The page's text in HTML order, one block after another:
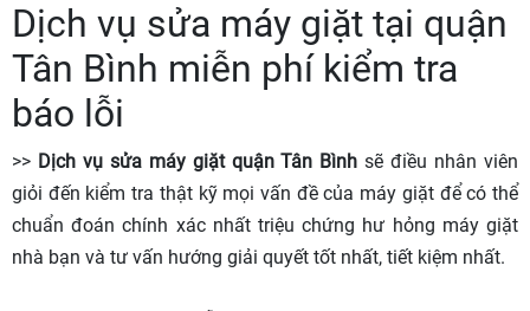
Dịch vụ sửa máy giặt tại quận
Tân Bình miễn phí kiểm tra
báo lỗi
>> Dịch vụ sửa máy giặt quận Tân Bình sẽ điều nhân viên
giỏi đến kiểm tra thật kỹ mọi vấn đề của máy giặt để có thể
chuẩn đoán chính xác nhất triệu chứng hư hỏng máy giặt
nhà bạn và tư vấn hướng giải quyết tốt nhất, tiết kiệm nhất.